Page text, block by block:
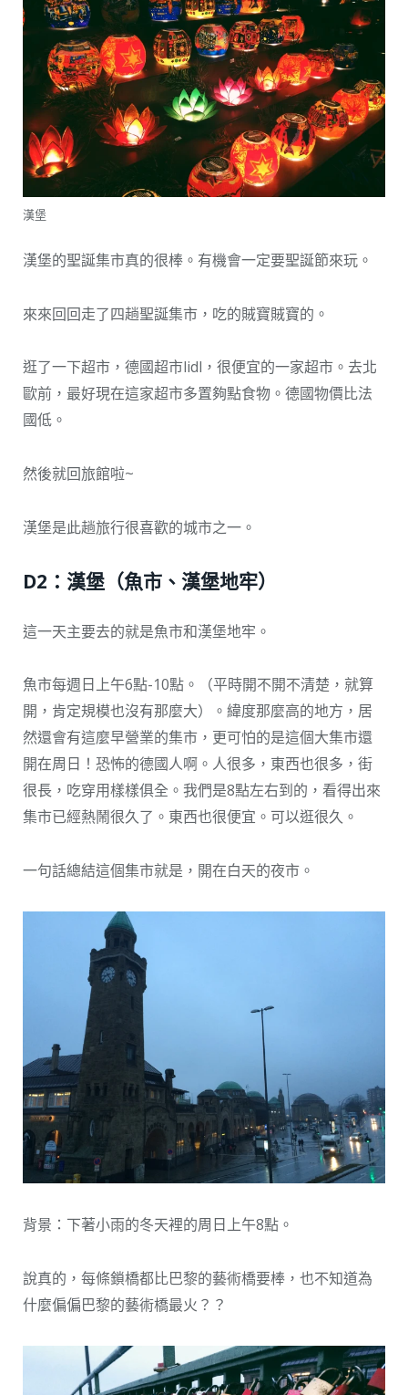
漢堡
漢堡的聖誕集市真的很棒。有機會一定要聖誕節來玩。
來來回回走了四趟聖誕集市，吃的賊寶賊寶的。
逛了一下超市，德國超市lidl，很便宜的一家超市。去北
歐前，最好現在這家超市多置夠點食物。德國物價比法
國低。
然後就回旅館啦~
漢堡是此趟旅行很喜歡的城市之一。
D2：漢堡（魚市、漢堡地牢）
這一天主要去的就是魚市和漢堡地牢。
魚市每週日上午6點-10點。（平時開不開不清楚，就算
開，肯定規模也沒有那麼大）。緯度那麼高的地方，居
然還會有這麼早營業的集市，更可怕的是這個大集市還
開在周日！恐怖的德國人啊。人很多，東西也很多，街
很長，吃穿用樣樣俱全。我們是8點左右到的，看得出來
集市已經熱鬧很久了。東西也很便宜。可以逛很久。
一句話總結這個集市就是，開在白天的夜市。
背景：下著小雨的冬天裡的周日上午8點。
說真的，每條鎖橋都比巴黎的藝術橋要棒，也不知道為
什麼偏偏巴黎的藝術橋最火？？